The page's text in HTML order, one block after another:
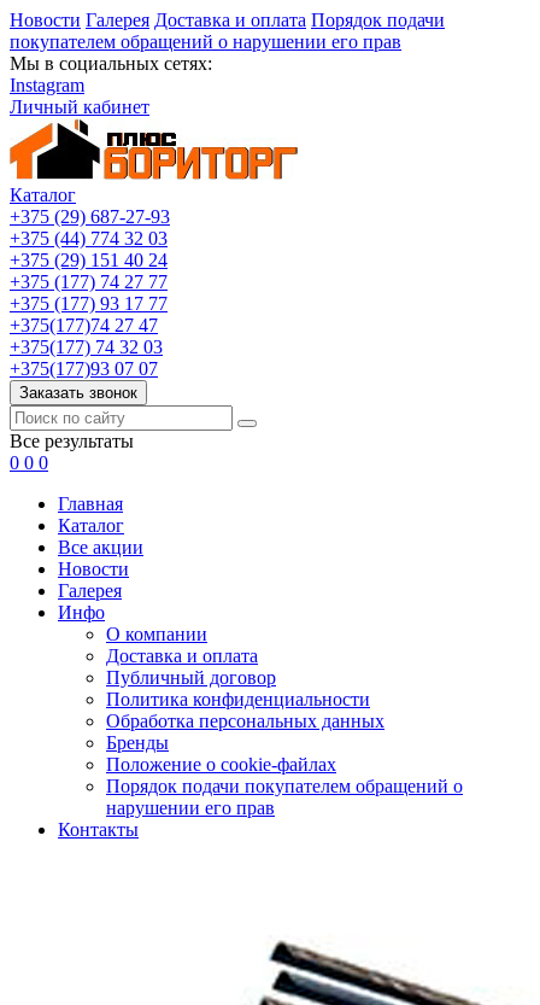
Новости Галерея Доставка и оплата Порядок подачи
покупателем обращений о нарушении его прав
Мы в социальных сетях:
Instagram
Личный кабинет
Каталог
+375 (29) 687-27-93
+375 (44) 774 32 03
+375 (29) 151 40 24
+375 (177) 74 27 77
+375 (177) 93 17 77
+375(177)74 27 47
+375(177) 74 32 03
+375(177)93 07 07
Заказать звонок
Все результаты
0 0 0
Главная
Каталог
Все акции
Новости
Галерея
Инфо
О компании
Доставка и оплата
Публичный договор
Политика конфиденциальности
Обработка персональных данных
Бренды
Положение о cookie-файлах
Порядок подачи покупателем обращений о
нарушении его прав
Контакты